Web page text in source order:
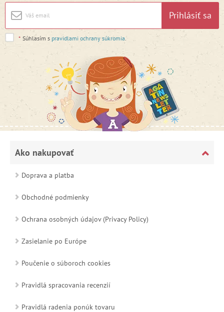
Prihlásiť sa
* Súhlasím s pravidlami ochrany súkromia
Ako nakupovať
Doprava a platba
Obchodné podmienky
Ochrana osobných údajov (Privacy Policy)
Zasielanie po Európe
Poučenie o súboroch cookies
Pravidlá spracovania recenzií
Pravidlá radenia ponúk tovaru